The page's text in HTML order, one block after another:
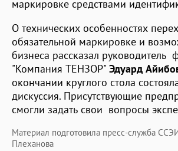
маркировке средствами
О технических особенностях
обязательной маркировке и
бизнеса рассказал
"Компания ТЕНЗОР" Эдуард
окончании круглого стола
дискуссия. Присутствующие
смогли задать свои вопросы
Материал подготовила пресс-служба
Плеханова